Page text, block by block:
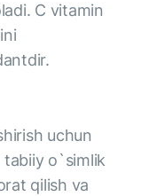
C vitamin
uchun
tabiiy o`simlik
qilish va